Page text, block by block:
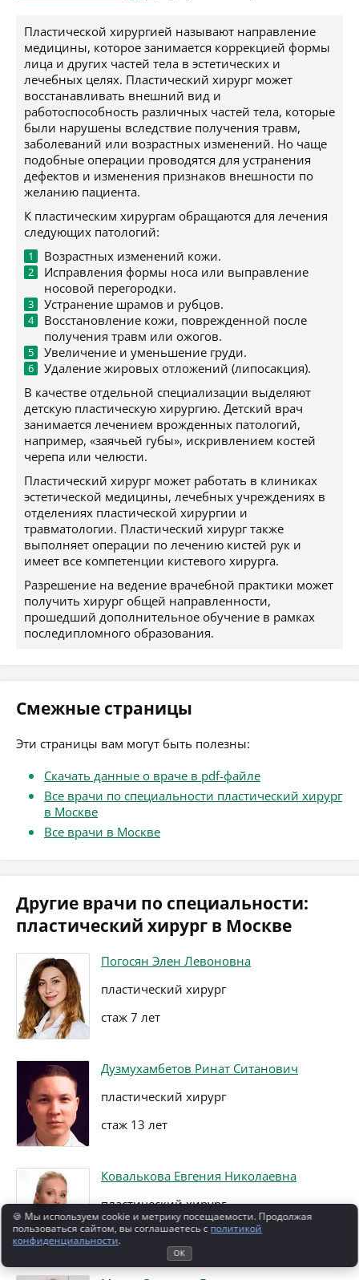
Пластической хирургией называют направление
медицины, которое занимается коррекцией формы
лица и других частей тела в эстетических и
лечебных целях. Пластический хирург может
восстанавливать внешний вид и
работоспособность различных частей тела, которые
были нарушены вследствие получения травм,
заболеваний или возрастных изменений. Но чаще
подобные операции проводятся для устранения
дефектов и изменения признаков внешности по
желанию пациента.
К пластическим хирургам обращаются для лечения
следующих патологий:
Возрастных изменений кожи.
Исправления формы носа или выправление
носовой перегородки.
Устранение шрамов и рубцов.
Восстановление кожи, поврежденной после
получения травм или ожогов.
Увеличение и уменьшение груди.
Удаление жировых отложений (липосакция).
В качестве отдельной специализации выделяют
детскую пластическую хирургию. Детский врач
занимается лечением врожденных патологий,
например, «заячьей губы», искривлением костей
черепа или челюсти.
Пластический хирург может работать в клиниках
эстетической медицины, лечебных учреждениях в
отделениях пластической хирургии и
травматологии. Пластический хирург также
выполняет операции по лечению кистей рук и
имеет все компетенции кистевого хирурга.
Разрешение на ведение врачебной практики может
получить хирург общей направленности,
прошедший дополнительное обучение в рамках
последипломного образования.
Смежные страницы
Эти страницы вам могут быть полезны:
Скачать данные о враче в pdf-файле
Все врачи по специальности пластический хирург
в Москве
Все врачи в Москве
Другие врачи по специальности:
пластический хирург в Москве
Погосян Элен Левоновна
пластический хирург
стаж 7 лет
Дузмухамбетов Ринат Ситанович
пластический хирург
стаж 13 лет
Ковалькова Евгения Николаевна
пластический хирург
стаж 34 года
🍪 Мы используем cookie и метрику посещаемости. Продолжая
пользоваться сайтом, вы соглашаетесь с политикой
конфиденциальности.
ОК